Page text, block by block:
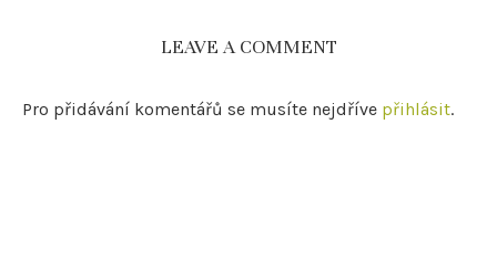
LEAVE A COMMENT
Pro přidávání komentářů se musíte nejdříve přihlásit.